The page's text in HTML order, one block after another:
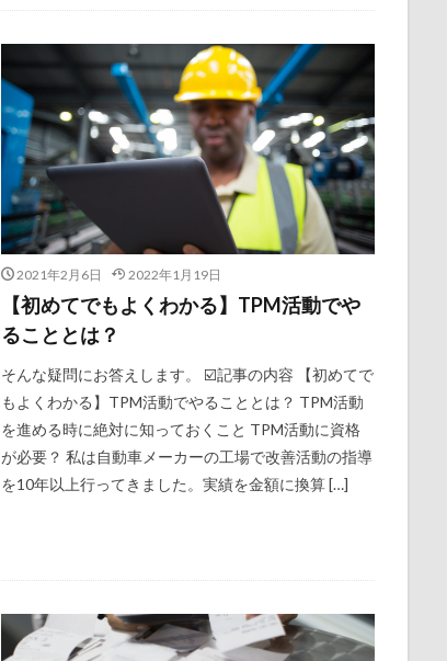
2021年2月6日 2022年1月19日
【初めてでもよくわかる】TPM活動でや
ることとは？
そんな疑問にお答えします。 ☑️記事の内容 【初めてで
もよくわかる】TPM活動でやることとは？ TPM活動
を進める時に絶対に知っておくこと TPM活動に資格
が必要？ 私は自動車メーカーの工場で改善活動の指導
を10年以上行ってきました。実績を金額に換算 […]